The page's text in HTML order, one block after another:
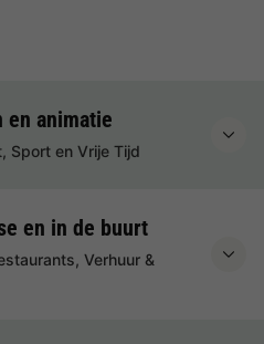
en animatie
Sport en Vrije Tijd
en in de buurt
Verhuur &